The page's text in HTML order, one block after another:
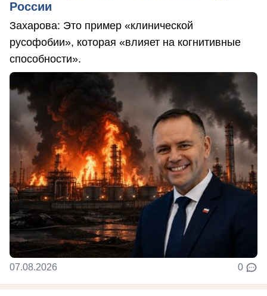
России
Захарова: Это пример «клинической
русофобии», которая «влияет на когнитивные
способности».
07.08.2026 0